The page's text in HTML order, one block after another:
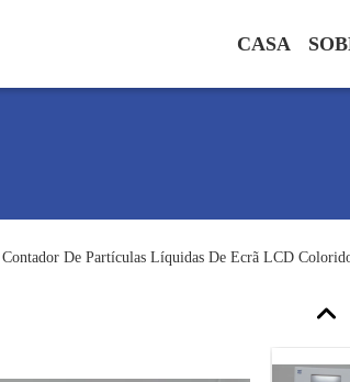
CASA
Contador De Partículas Líquidas De Ecrã LCD